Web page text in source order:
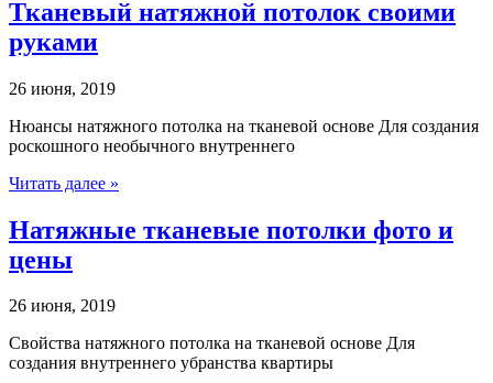
Тканевый натяжной потолок своими
руками
26 июня, 2019
Нюансы натяжного потолка на тканевой основе Для создания
роскошного необычного внутреннего
Читать далее »
Натяжные тканевые потолки фото и
цены
26 июня, 2019
Свойства натяжного потолка на тканевой основе Для
создания внутреннего убранства квартиры